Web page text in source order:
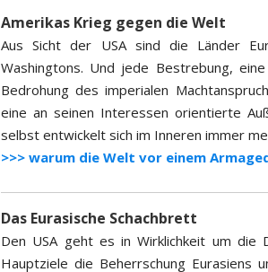
Amerikas Krieg gegen die Welt
Aus Sicht der USA sind die Länder
Washingtons. Und jede Bestrebung,
Bedrohung des imperialen
eine an seinen Interessen orientierte
selbst entwickelt sich im Inneren immer
>>> warum die Welt vor einem
Das Eurasische Schachbrett
Den USA geht es in Wirklichkeit um die
Hauptziele die Beherrschung Eurasiens